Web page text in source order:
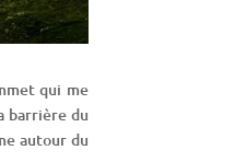
qui me
barrière du
autour du